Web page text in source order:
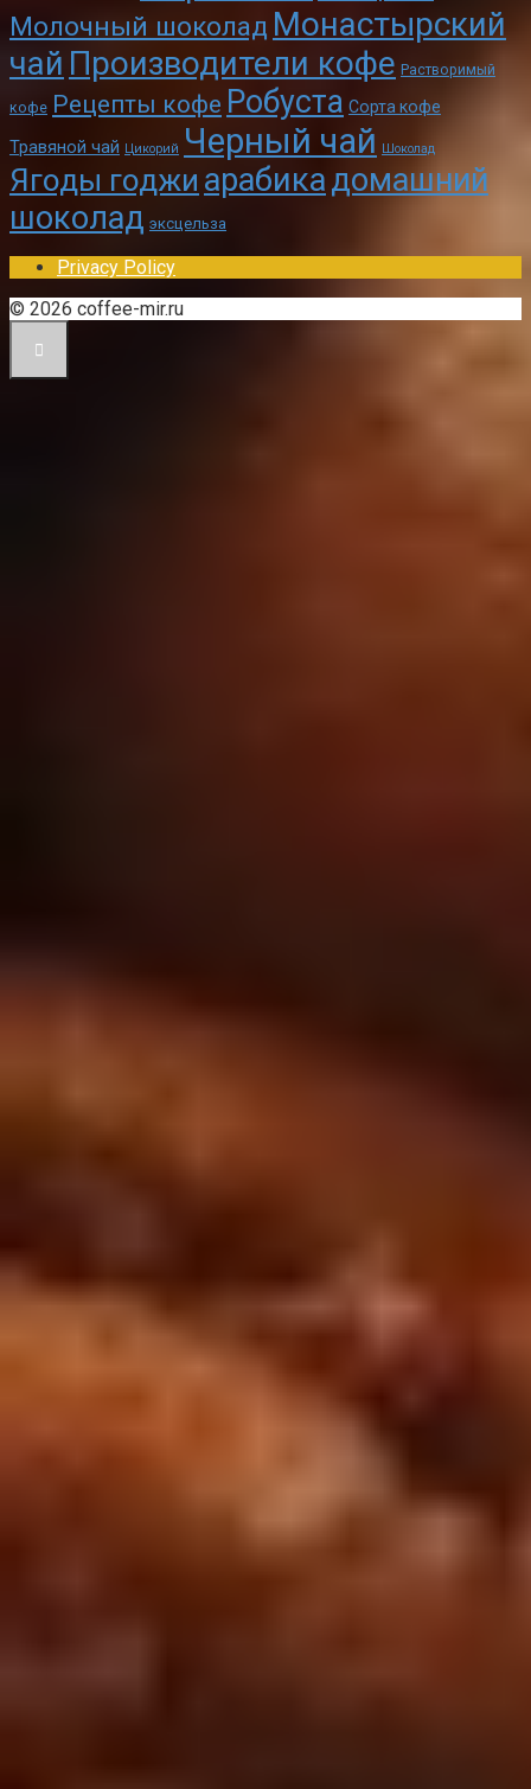
Молочный шоколад Монастырский
чай Производители кофе Растворимый
кофе Рецепты кофе Робуста Сорта кофе
Травяной чай Цикорий Черный чай Шоколад
Ягоды годжи арабикадомашний
шоколад эксцельза
Privacy Policy
© 2026 coffee-mir.ru